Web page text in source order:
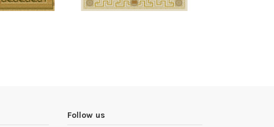
Follow us